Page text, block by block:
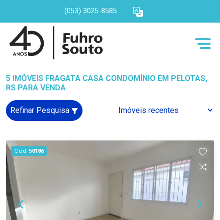
(053) 3025-8585
5 IMÓVEIS FRAGATA CASA CONDOMÍNIO EM PELOTAS,
RS PARA VENDA
Refinar Pesquisa
Cód. 50186